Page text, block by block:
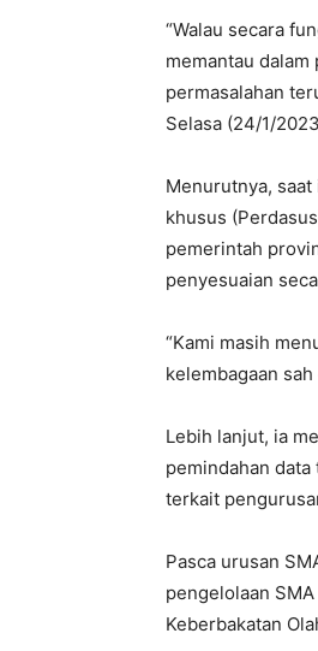
“Walau secara
memantau
permasalahan
Selasa (24/1/
Menurutnya,
khusus
pemerintah
penyesuaian
“Kami masih
kelembagaan
Lebih lanjut, ia
pemindahan
terkait
Pasca urusan
pengelolaan
Keberbakatan